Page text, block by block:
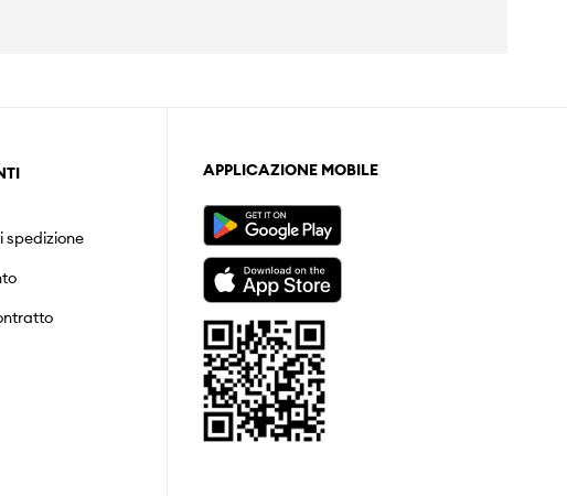
spedizione
APPLICAZIONE MOBILE